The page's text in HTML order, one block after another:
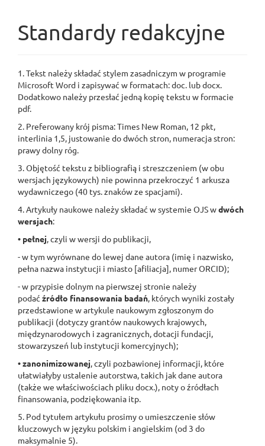
Standardy redakcyjne
1. Tekst należy składać stylem zasadniczym w programie
Microsoft Word i zapisywać w formatach: doc. lub docx.
Dodatkowo należy przesłać jedną kopię tekstu w formacie
pdf.
2. Preferowany krój pisma: Times New Roman, 12 pkt,
interlinia 1,5, justowanie do dwóch stron, numeracja stron:
prawy dolny róg.
3. Objętość tekstu z bibliografią i streszczeniem (w obu
wersjach językowych) nie powinna przekroczyć 1 arkusza
wydawniczego (40 tys. znaków ze spacjami).
4. Artykuły naukowe należy składać w systemie OJS wdwóch
wersjach:
• pełnej, czyli w wersji do publikacji,
- w tym wyrównane do lewej dane autora (imię i nazwisko,
pełna nazwa instytucji i miasto [afiliacja], numer ORCID);
- w przypisie dolnym na pierwszej stronie należy
podać źródło finansowania badań, których wyniki zostały
przedstawione w artykule naukowym zgłoszonym do
publikacji (dotyczy grantów naukowych krajowych,
międzynarodowych i zagranicznych, dotacji fundacji,
stowarzyszeń lub instytucji komercyjnych);
• zanonimizowanej, czyli pozbawionej informacji, które
ułatwiałyby ustalenie autorstwa, takich jak dane autora
(także we właściwościach pliku docx.), noty o źródłach
finansowania, podziękowania itp.
5. Pod tytułem artykułu prosimy o umieszczenie słów
kluczowych w języku polskim i angielskim (od 3 do
maksymalnie 5).